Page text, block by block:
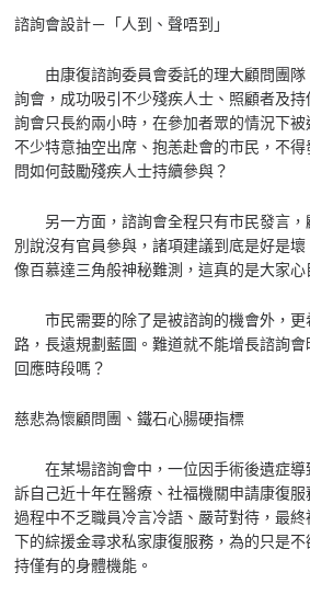
諮詢會設計－「人到、聲唔到」
由康復諮詢委員會委託的理大顧問團隊
詢會，成功吸引不少殘疾人士、照顧者及
詢會只長約兩小時，在參加者眾的情況下
不少特意抽空出席、抱恙赴會的市民，不
問如何鼓勵殘疾人士持續參與？
另一方面，諮詢會全程只有市民發言，
別說沒有官員參與，諸項建議到底是好是
像百慕達三角般神秘難測，這真的是大家心
市民需要的除了是被諮詢的機會外，更
路，長遠規劃藍圖。難道就不能增長諮詢
回應時段嗎？
慈悲為懷顧問團、鐵石心腸硬指標
在某場諮詢會中，一位因手術後遺症導
訴自己近十年在醫療、社福機關申請康復服
過程中不乏職員冷言冷語、嚴苛對待，最
下的綜援金尋求私家康復服務，為的只是
持僅有的身體機能。